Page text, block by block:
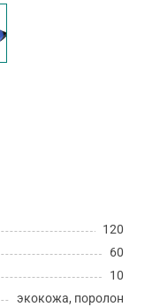
120
60
10
экокожа, поролон